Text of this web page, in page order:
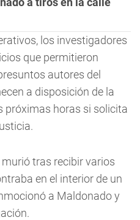
los investigadores
que permitieron
autores del
a disposición de la
próximas horas si solicita
tras recibir varios
en el interior de un
a Maldonado y